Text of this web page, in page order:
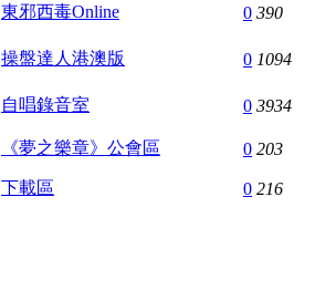
東邪西毒Online 0 390
操盤達人港澳版 0 1094
自唱錄音室 0 3934
《夢之樂章》公會區 0 203
下載區 0 216